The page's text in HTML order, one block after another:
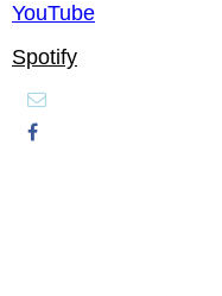
YouTube
Spotify